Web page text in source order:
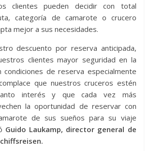
clientes pueden decidir con total
categoría de camarote o crucero
mejor a sus necesidades.
descuento por reserva anticipada,
clientes mayor seguridad en la
condiciones de reserva especialmente
que nuestros cruceros estén
interés y que cada vez más
la oportunidad de reservar con
de sus sueños para su viaje
Guido Laukamp, ​​director general de